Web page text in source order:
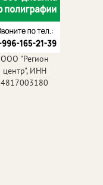
ООО "Регион
центр", ИНН
4817003180